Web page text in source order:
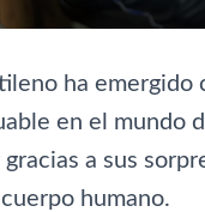
ha emergido
en el mundo
a sus
humano.